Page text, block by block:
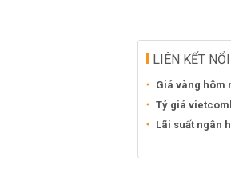
LIÊN KẾT
Giá vàng hôm
Tỷ giá
Lãi suất ngân